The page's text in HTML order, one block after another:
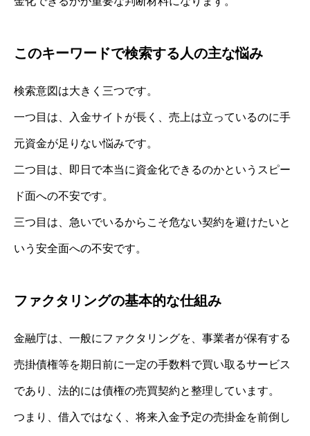
このキーワードで検索する人の主な悩み
検索意図は大きく三つです。
一つ目は、入金サイトが長く、売上は立っているのに手
元資金が足りない悩みです。
二つ目は、即日で本当に資金化できるのかというスピー
ド面への不安です。
三つ目は、急いでいるからこそ危ない契約を避けたいと
いう安全面への不安です。
ファクタリングの基本的な仕組み
金融庁は、一般にファクタリングを、事業者が保有する
売掛債権等を期日前に一定の手数料で買い取るサービス
であり、法的には債権の売買契約と整理しています。
つまり、借入ではなく、将来入金予定の売掛金を前倒し